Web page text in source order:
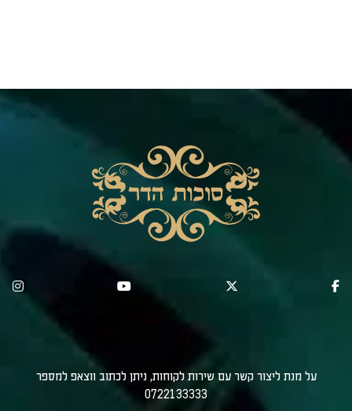
על מנת ליצור קשר עם שירות לקוחות, ניתן לכתוב ווצאפ למספר
0722133333